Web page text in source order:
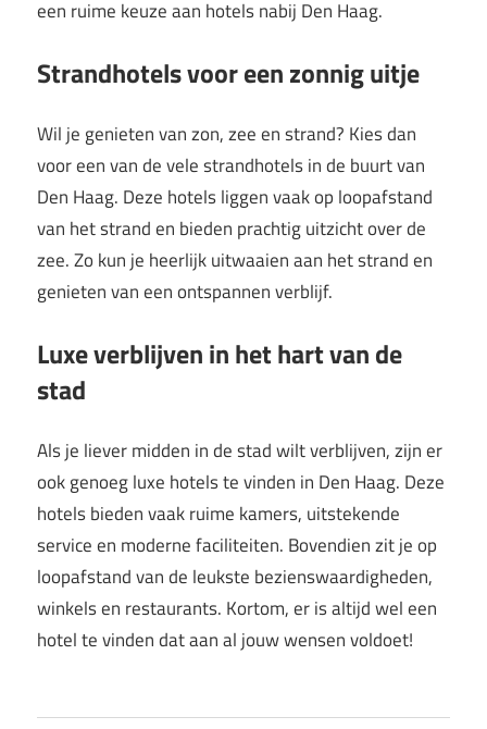
een ruime keuze aan hotels nabij Den Haag.
Strandhotels voor een zonnig uitje
Wil je genieten van zon, zee en strand? Kies dan
voor een van de vele strandhotels in de buurt van
Den Haag. Deze hotels liggen vaak op loopafstand
van het strand en bieden prachtig uitzicht over de
zee. Zo kun je heerlijk uitwaaien aan het strand en
genieten van een ontspannen verblijf.
Luxe verblijven in het hart van de
stad
Als je liever midden in de stad wilt verblijven, zijn er
ook genoeg luxe hotels te vinden in Den Haag. Deze
hotels bieden vaak ruime kamers, uitstekende
service en moderne faciliteiten. Bovendien zit je op
loopafstand van de leukste bezienswaardigheden,
winkels en restaurants. Kortom, er is altijd wel een
hotel te vinden dat aan al jouw wensen voldoet!